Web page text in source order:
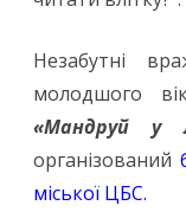
Незабутні
молодшого
«Мандруй у
організований
міської ЦБС.